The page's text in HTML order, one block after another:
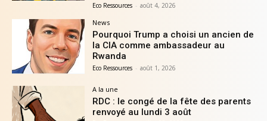
Eco Ressources - août 4, 2026
News
Pourquoi Trump a choisi un ancien de
la CIA comme ambassadeur au
Rwanda
Eco Ressources - août 1, 2026
A la une
RDC : le congé de la fête des parents
renvoyé au lundi 3 août